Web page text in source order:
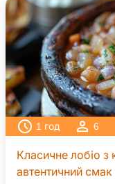
1 год 6
Класичне лобіо з
автентичний смак